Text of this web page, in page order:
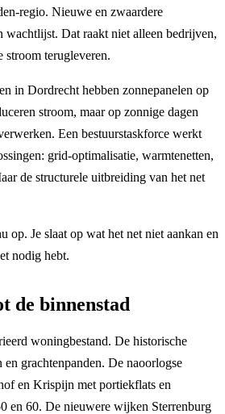
regio. Nieuwe en zwaardere
wachtlijst. Dat raakt niet alleen bedrijven,
stroom terugleveren.
in Dordrecht hebben zonnepanelen op
stroom, maar op zonnige dagen
Een bestuurstaskforce werkt
grid-optimalisatie, warmtenetten,
de structurele uitbreiding van het net
op. Je slaat op wat het net niet aankan en
nodig hebt.
de binnenstad
woningbestand. De historische
grachtenpanden. De naoorlogse
en Krispijn met portiekflats en
en 60. De nieuwere wijken Sterrenburg